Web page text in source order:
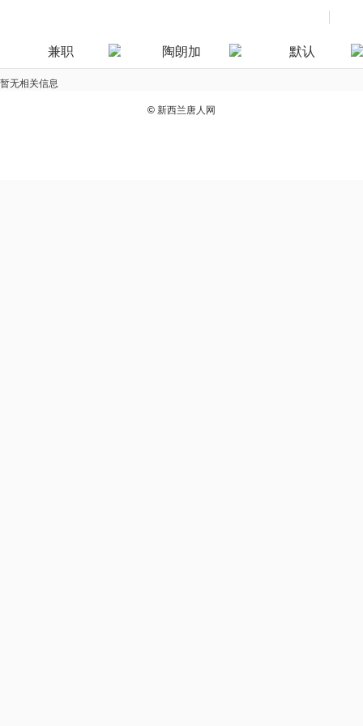
兼职 陶朗加 默认
暂无相关信息
© 新西兰唐人网